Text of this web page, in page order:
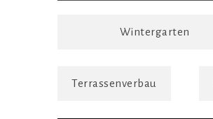
Wintergarten
Terrassenverbau